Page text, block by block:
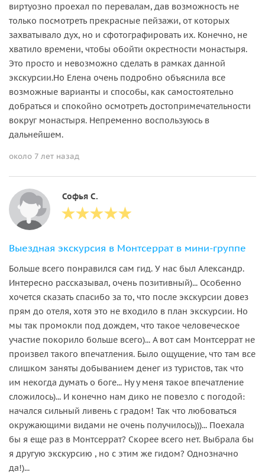
виртуозно проехал по перевалам, дав возможность не
только посмотреть прекрасные пейзажи, от которых
захватывало дух, но и сфотографировать их. Конечно, не
хватило времени, чтобы обойти окрестности монастыря.
Это просто и невозможно сделать в рамках данной
экскурсии.Но Елена очень подробно объяснила все
возможные варианты и способы, как самостоятельно
добраться и спокойно осмотреть достопримечательности
вокруг монастыря. Непременно воспользуюсь в
дальнейшем.
около 7 лет назад
Софья С.
Выездная экскурсия в Монтсеррат в мини-группе
Больше всего понравился сам гид. У нас был Александр.
Интересно рассказывал, очень позитивный)... Особенно
хочется сказать спасибо за то, что после экскурсии довез
прям до отеля, хотя это не входило в план экскурсии. Но
мы так промокли под дождем, что такое человеческое
участие покорило больше всего)... А вот сам Монтсеррат не
произвел такого впечатления. Было ощущение, что там все
слишком заняты добыванием денег из туристов, так что
им некогда думать о боге... Ну у меня такое впечатление
сложилось)... И конечно нам дико не повезло с погодой:
начался сильный ливень с градом! Так что любоваться
окружающими видами не очень получилось)))... Поехала
бы я еще раз в Монтсеррат? Скорее всего нет. Выбрала бы
я другую экскурсию , но с этим же гидом? Однозначно
да!)...